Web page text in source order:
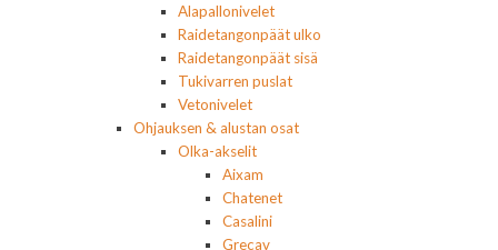
Alapallonivelet
Raidetangonpäät ulko
Raidetangonpäät sisä
Tukivarren puslat
Vetonivelet
Ohjauksen & alustan osat
Olka-akselit
Aixam
Chatenet
Casalini
Grecav